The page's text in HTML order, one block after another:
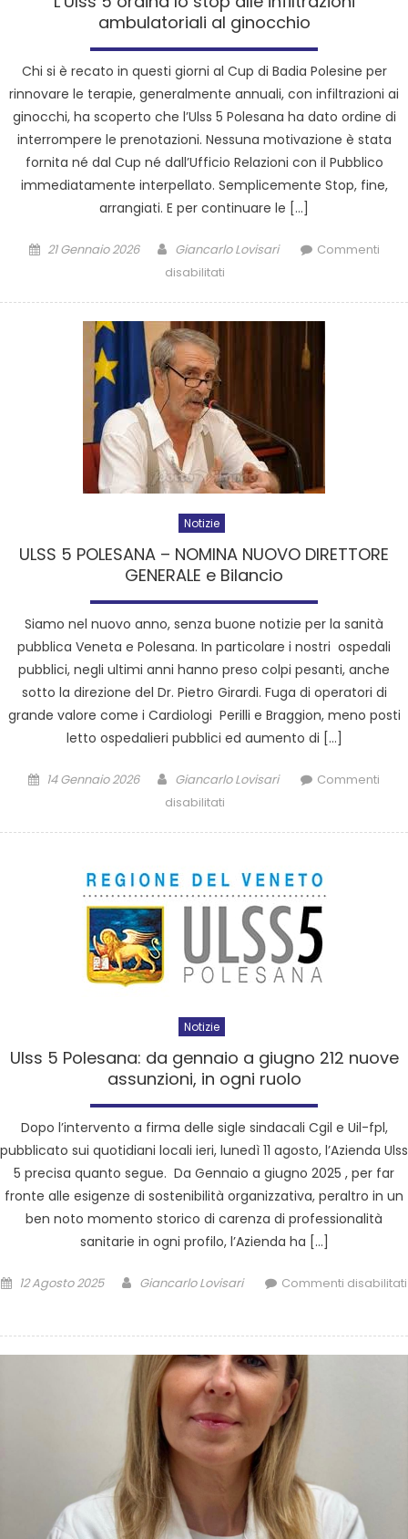
ambulatoriali al ginocchio
Chi si è recato in questi giorni al Cup di Badia Polesine per
rinnovare le terapie, generalmente annuali, con infiltrazioni ai
ginocchi, ha scoperto che l’Ulss 5 Polesana ha dato ordine di
interrompere le prenotazioni. Nessuna motivazione è stata
fornita né dal Cup né dall’Ufficio Relazioni con il Pubblico
immediatamente interpellato. Semplicemente Stop, fine,
arrangiati. E per continuare le […]
21 Gennaio 2026 Giancarlo Lovisari
Commenti
disabilitati
Notizie
ULSS 5 POLESANA – NOMINA NUOVO DIRETTORE
GENERALE e Bilancio
Siamo nel nuovo anno, senza buone notizie per la sanità
pubblica Veneta e Polesana. In particolare i nostri ospedali
pubblici, negli ultimi anni hanno preso colpi pesanti, anche
sotto la direzione del Dr. Pietro Girardi. Fuga di operatori di
grande valore come i Cardiologi Perilli e Braggion, meno posti
letto ospedalieri pubblici ed aumento di […]
14 Gennaio 2026 Giancarlo Lovisari
Commenti
disabilitati
Notizie
Ulss 5 Polesana: da gennaio a giugno 212 nuove
assunzioni, in ogni ruolo
Dopo l’intervento a firma delle sigle sindacali Cgil e Uil-fpl,
pubblicato sui quotidiani locali ieri, lunedì 11 agosto, l’Azienda Ulss
5 precisa quanto segue. Da Gennaio a giugno 2025 , per far
fronte alle esigenze di sostenibilità organizzativa, peraltro in un
ben noto momento storico di carenza di professionalità
sanitarie in ogni profilo, l’Azienda ha […]
12 Agosto 2025 Giancarlo Lovisari Commenti disabilitati